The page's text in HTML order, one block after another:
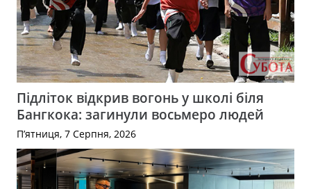
Підліток відкрив вогонь у школі біля
Бангкока: загинули восьмеро людей
П’ятниця, 7 Серпня, 2026